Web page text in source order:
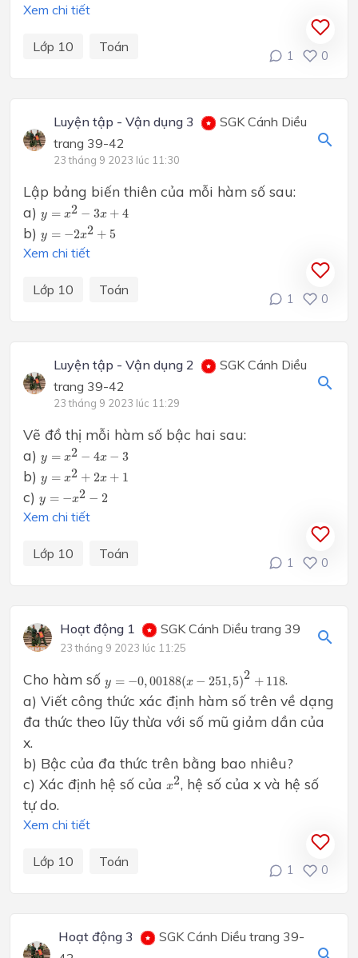
Xem chi tiết
Lớp 10 Toán
1 0
Luyện tập - Vận dụng 3
SGK Cánh Diều
trang 39-42
23 tháng 9 2023 lúc 11:30
Lập bảng biến thiên của mỗi hàm số sau:
a) y = x2 − 3x + 4
y −3
b) y = −2x2 + 5
y +
Xem chi tiết
Lớp 10 Toán
1 0
Luyện tập - Vận dụng 2
SGK Cánh Diều
trang 39-42
23 tháng 9 2023 lúc 11:29
Vẽ đồ thị mỗi hàm số bậc hai sau:
a) y = x2 − 4x − 3
−4
b) y = x2 + 2x + 1
y +
c) y = −x2 − 2
y −
Xem chi tiết
Lớp 10 Toán
1 0
Hoạt động 1 SGK Cánh Diều trang 39
23 tháng 9 2023 lúc 11:25
Cho hàm số y = −0,00188(x − 251,5)2 + 118
+
.
a) Viết công thức xác định hàm số trên về dạng
đa thức theo lũy thừa với số mũ giảm dần của
x.
b) Bậc của đa thức trên bằng bao nhiêu?
c) Xác định hệ số của x2
2, hệ số của x và hệ số
tự do.
Xem chi tiết
Lớp 10 Toán
1 0
Hoạt động 3
SGK Cánh Diều trang 39-